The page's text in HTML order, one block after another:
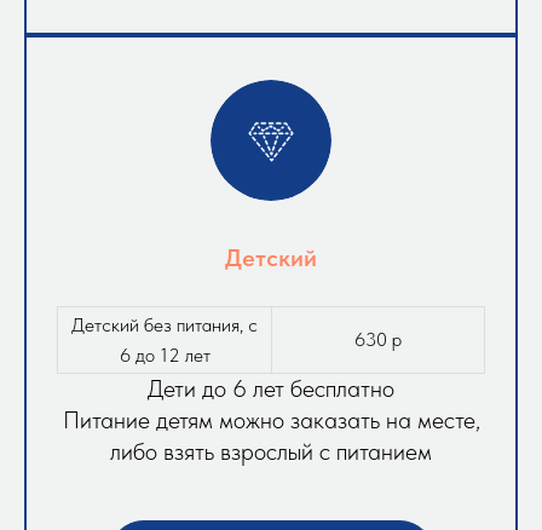
Детский
Детский без питания, с
6 до 12 лет
630 р
Дети до 6 лет бесплатно
Питание детям можно заказать на месте,
либо взять взрослый с питанием